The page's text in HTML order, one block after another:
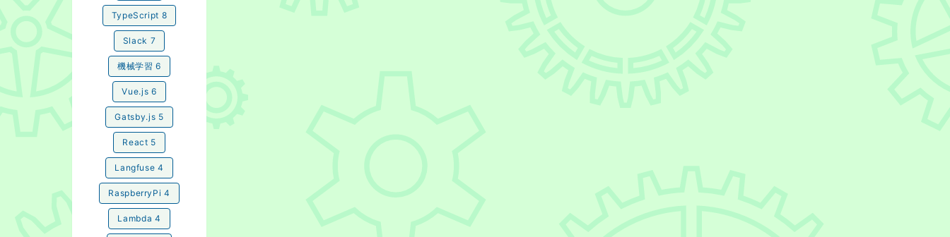
TypeScript 8
Slack 7
機械学習 6
Vue.js 6
Gatsby.js 5
React 5
Langfuse 4
RaspberryPi 4
Lambda 4